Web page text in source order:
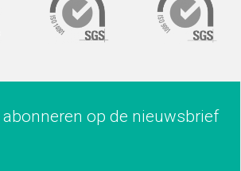
op de nieuwsbrief